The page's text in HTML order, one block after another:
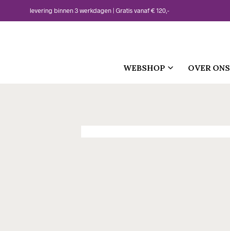
levering binnen 3 werkdagen | Gratis vanaf € 120,-
WEBSHOP OVER ONS